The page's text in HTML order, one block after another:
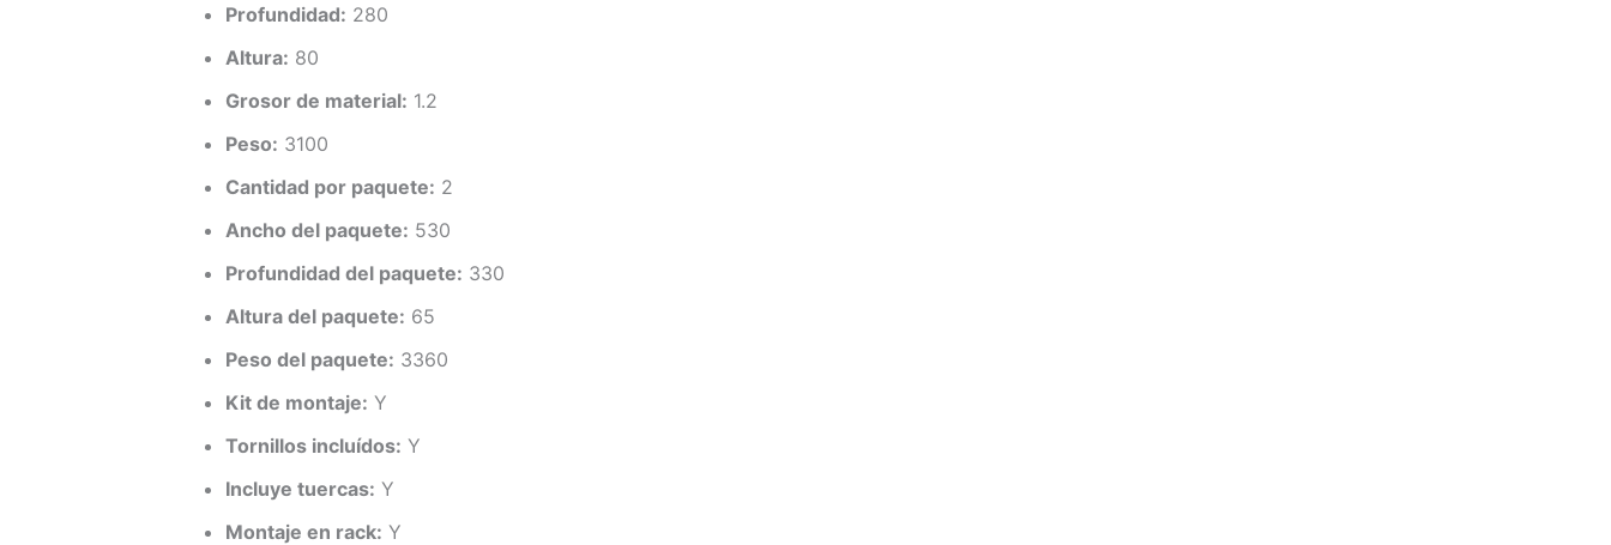
Profundidad: 280
Altura: 80
Grosor de material: 1.2
Peso: 3100
Cantidad por paquete: 2
Ancho del paquete: 530
Profundidad del paquete: 330
Altura del paquete: 65
Peso del paquete: 3360
Kit de montaje: Y
Tornillos incluídos: Y
Incluye tuercas: Y
Montaje en rack: Y